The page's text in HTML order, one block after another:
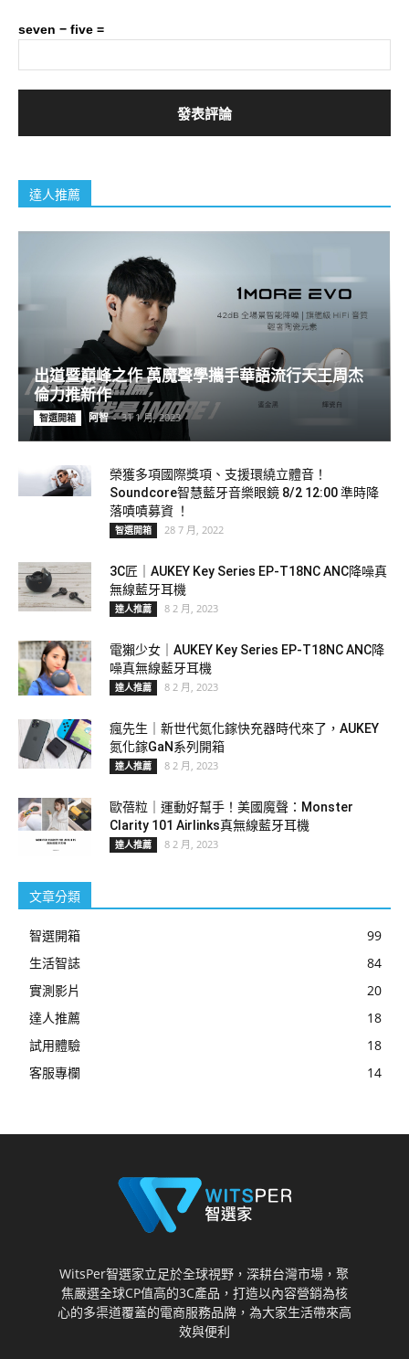
seven − five =
達人推薦
出道暨巔峰之作 萬魔聲學攜手華語流行天王周杰
倫力推新作
智選開箱 阿智 - 31 1 月, 2023
榮獲多項國際獎項、支援環繞立體音！
Soundcore智慧藍牙音樂眼鏡 8/2 12:00 準時降
落嘖嘖募資 ！
智選開箱 28 7 月, 2022
3C匠｜AUKEY Key Series EP-T18NC ANC降噪真
無線藍牙耳機
達人推薦 8 2 月, 2023
電獺少女｜AUKEY Key Series EP-T18NC ANC降
噪真無線藍牙耳機
達人推薦 8 2 月, 2023
瘋先生｜新世代氮化鎵快充器時代來了，AUKEY
氮化鎵GaN系列開箱
達人推薦 8 2 月, 2023
歐蓓粒｜運動好幫手！美國魔聲：Monster
Clarity 101 Airlinks真無線藍牙耳機
達人推薦 8 2 月, 2023
文章分類
智選開箱
99
生活智誌
84
實測影片
20
達人推薦
18
試用體驗
18
客服專欄
14
WitsPer智選家立足於全球視野，深耕台灣市場，聚
焦嚴選全球CP值高的3C產品，打造以內容營銷為核
心的多渠道覆蓋的電商服務品牌，為大家生活帶來高
效與便利